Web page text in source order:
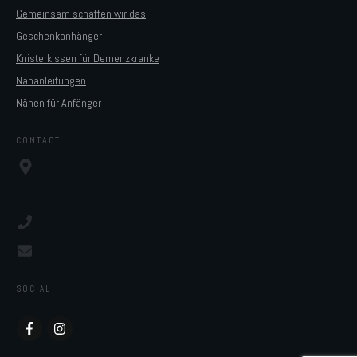
Gemeinsam schaffen wir das
Geschenkanhänger
Knisterkissen für Demenzkranke
Nähanleitungen
Nähen für Anfänger
CONTACT
SOCIAL